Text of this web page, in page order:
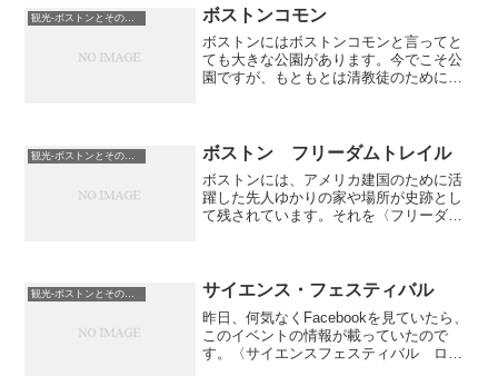
グでスペースを見つけるのに少し苦労し
ました。写真撮影...
観光-ボストンとその近郊 ボストンコモン
ボストンにはボストンコモンと言ってと
ても大きな公園があります。今でこそ公
園ですが、もともとは清教徒のために購
カウントダウンの花火が上が...
ボストン フリーダムトレイル
ボストンには、アメリカ建国のために活
躍した先人ゆかりの家や場所が史跡とし
て残されています。それを〈フリーダム
ヒル記念塔。1...
サイエンス・フェスティバル
昨日、何気なくFacebookを見ていたら、
このイベントの情報が載っていたので
す。〈サイエンスフェスティバル ロボ